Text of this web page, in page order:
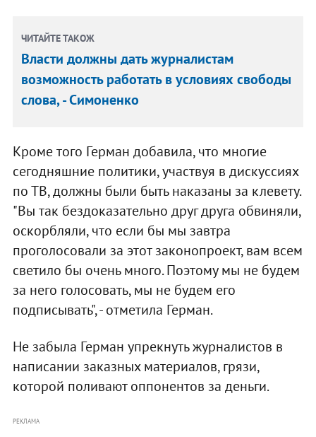
ЧИТАЙТЕ ТАКОЖ
Власти должны дать журналистам
возможность работать в условиях свободы
слова, - Симоненко
Кроме того Герман добавила, что многие
сегодняшние политики, участвуя в дискуссиях
по ТВ, должны были быть наказаны за клевету.
"Вы так бездоказательно друг друга обвиняли,
оскорбляли, что если бы мы завтра
проголосовали за этот законопроект, вам всем
светило бы очень много. Поэтому мы не будем
за него голосовать, мы не будем его
подписывать", - отметила Герман.
Не забыла Герман упрекнуть журналистов в
написании заказных материалов, грязи,
которой поливают оппонентов за деньги.
РЕКЛАМА